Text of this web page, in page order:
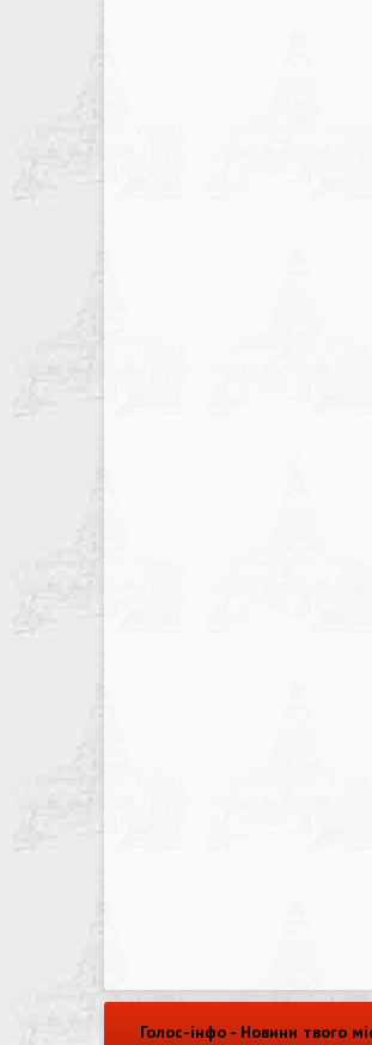
Голос-інфо - Новини твого